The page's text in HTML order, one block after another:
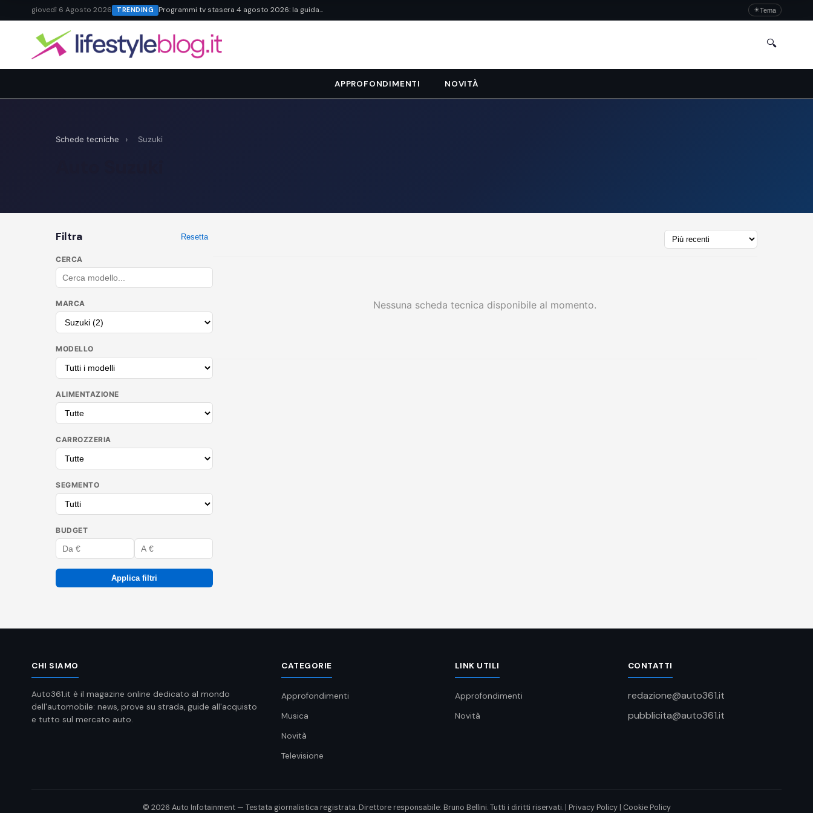
giovedì 6 Agosto 2026 TRENDING Programmi tv stasera 4 agosto 2026: la guida... ☀Tema
🔍
APPROFONDIMENTI NOVITÀ
Schede tecniche › Suzuki
Filtra Resetta
CERCA
MARCA
MODELLO
ALIMENTAZIONE
CARROZZERIA
SEGMENTO
BUDGET
Applica filtri
Nessuna scheda tecnica disponibile al momento.
CHI SIAMO
Auto361.it è il magazine online dedicato al mondo
dell'automobile: news, prove su strada, guide all'acquisto
e tutto sul mercato auto.
CATEGORIE
Approfondimenti
Musica
Novità
Televisione
LINK UTILI
Approfondimenti
Novità
CONTATTI
redazione@auto361.it
pubblicita@auto361.it
© 2026 Auto Infotainment — Testata giornalistica registrata. Direttore responsabile: Bruno Bellini. Tutti i diritti riservati. | Privacy Policy| Cookie Policy